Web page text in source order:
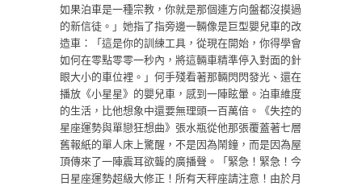
如果泊車是一種宗教，你就是那個連方向盤都沒摸過
的新信徒。」她指了指旁邊一輛像是巨型嬰兒車的改
造車：「這是你的訓練工具，從現在開始，你得學會
如何在零點零零一秒內，將這輛車精準停入對面的針
眼大小的車位裡。」何手殘看著那輛閃閃發光、還在
播放《小星星》的嬰兒車，感到一陣眩暈。泊車維度
的生活，比他想象中還要無理頭一百萬倍。《失控的
星座運勢與單戀狂想曲》張水瓶從他那張覆蓋著七層
舊報紙的單人床上驚醒，不是因為鬧鐘，而是因為屋
頂傳來了一陣震耳欲聾的廣播聲。「緊急！緊急！今
日星座運勢超級大修正！所有天秤座請注意！由於月